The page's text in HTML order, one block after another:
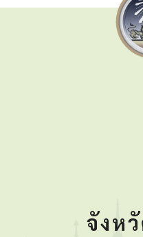
จังห